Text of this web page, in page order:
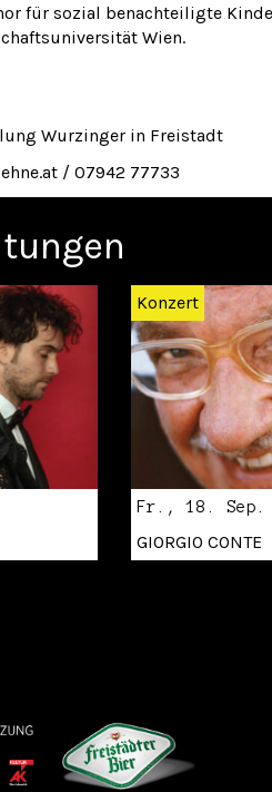
für sozial benachteiligte
Wien.
Wurzinger in Freistadt
/ 07942 77733
Konzert
Fr., 18. Sep.
GIORGIO CONTE